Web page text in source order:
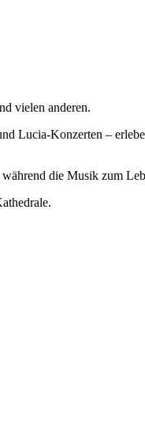
vielen anderen.
Lucia-Konzerten –
die Musik zum